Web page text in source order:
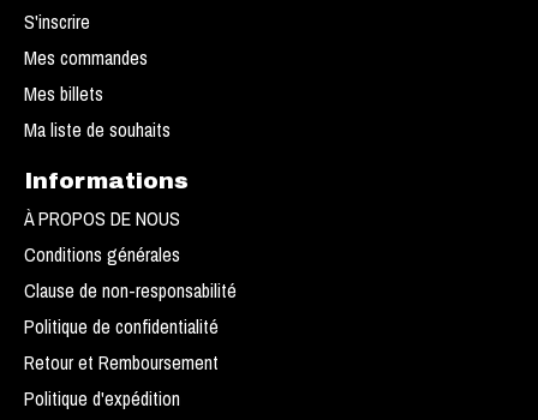
S'inscrire
Mes commandes
Mes billets
Ma liste de souhaits
Informations
À PROPOS DE NOUS
Conditions générales
Clause de non-responsabilité
Politique de confidentialité
Retour et Remboursement
Politique d'expédition